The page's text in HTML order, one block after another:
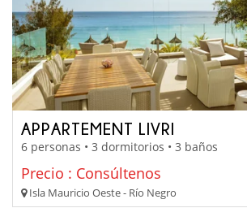
APPARTEMENT LIVRI
6 personas • 3 dormitorios • 3 baños
Precio : Consúltenos
Isla Mauricio Oeste - Río Negro